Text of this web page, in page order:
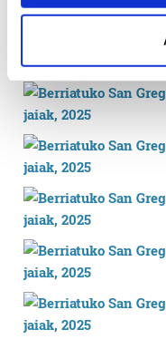
Identify your
specific
Find out more about
and set your
Guk eta gure
prozesatzen ditugu,
teknologia erabiliz,
pertsonalizatuak
neurtzeko, jendeari
produktuak
Bazkide batzuek ez